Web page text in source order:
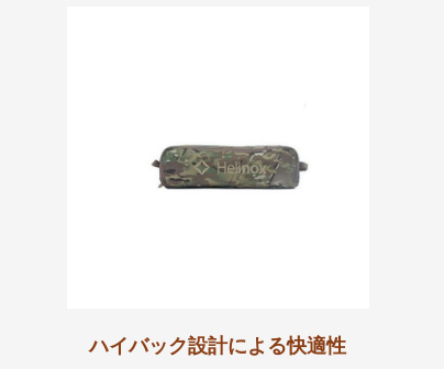
ハイバック設計による快適性